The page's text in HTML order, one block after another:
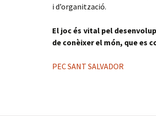
i d’organització.
El joc és vital pel
de conèixer el món, que es
PEC SANT SALVADOR